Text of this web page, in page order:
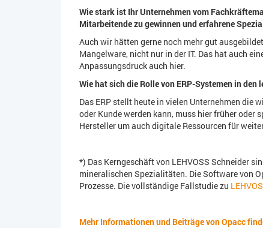
Wie stark ist Ihr Unternehmen vom
Mitarbeitende zu gewinnen und erfahrene
Auch wir hätten gerne noch mehr gut
Mangelware, nicht nur in der IT. Das hat auch
Anpassungsdruck auch hier.
Wie hat sich die Rolle von ERP-Systemen in
Das ERP stellt heute in vielen Unternehmen die
oder Kunde werden kann, muss hier früher oder
Hersteller um auch digitale Ressourcen für
*) Das Kerngeschäft von LEHVOSS Schneider
mineralischen Spezialitäten. Die Software von
Prozesse. Die vollständige Fallstudie zu
Mehr Informationen und Beiträge von Opacc